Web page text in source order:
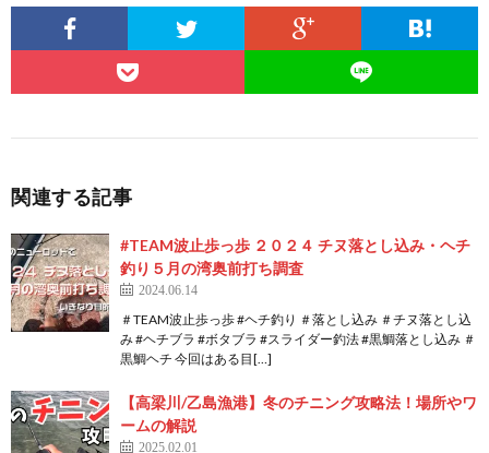
関連する記事
#TEAM波止歩っ歩 ２０２４ チヌ落とし込み・ヘチ
釣り５月の湾奥前打ち調査
2024.06.14
＃TEAM波止歩っ歩 #ヘチ釣り ＃落とし込み ＃チヌ落とし込
み #ヘチブラ #ボタブラ #スライダー釣法 #黒鯛落とし込み ＃
黒鯛ヘチ 今回はある目[…]
【高梁川/乙島漁港】冬のチニング攻略法！場所やワ
ームの解説
2025.02.01